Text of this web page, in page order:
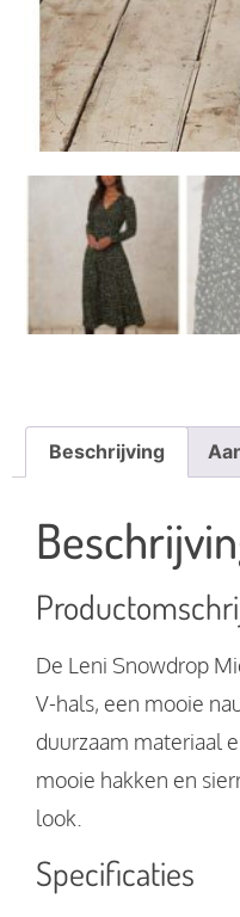
Beschrijving
De Leni Snowdrop
V-hals, een mooie
duurzaam materiaal
mooie hakken en
look.
Specificaties